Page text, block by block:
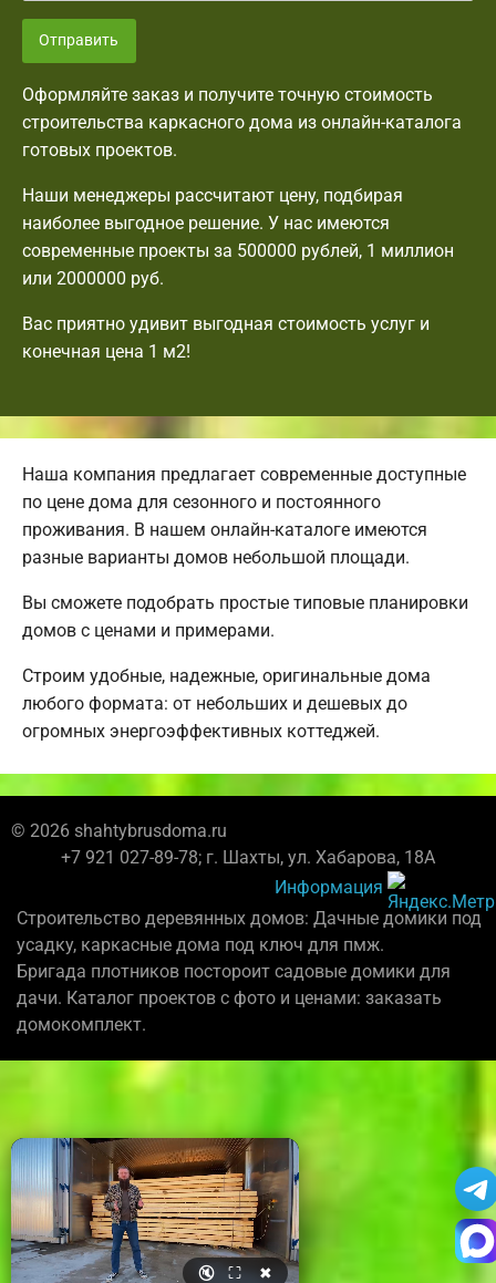
Отправить
Оформляйте заказ и получите точную стоимость
строительства каркасного дома из онлайн-каталога
готовых проектов.
Наши менеджеры рассчитают цену, подбирая
наиболее выгодное решение. У нас имеются
современные проекты за 500000 рублей, 1 миллион
или 2000000 руб.
Вас приятно удивит выгодная стоимость услуг и
конечная цена 1 м2!
Наша компания предлагает современные доступные
по цене дома для сезонного и постоянного
проживания. В нашем онлайн-каталоге имеются
разные варианты домов небольшой площади.
Вы сможете подобрать простые типовые планировки
домов с ценами и примерами.
Строим удобные, надежные, оригинальные дома
любого формата: от небольших и дешевых до
огромных энергоэффективных коттеджей.
© 2026 shahtybrusdoma.ru
+7 921 027-89-78; г. Шахты, ул. Хабарова, 18А
Информация
Строительство деревянных домов: Дачные домики под
усадку, каркасные дома под ключ для пмж.
Бригада плотников постороит садовые домики для
дачи. Каталог проектов с фото и ценами: заказать
домокомплект.
🔇 ⛶ ✖